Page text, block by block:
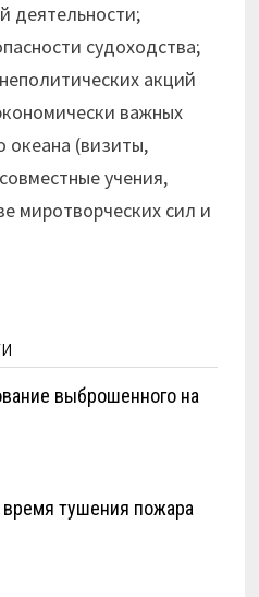
деятельности;
судоходства;
акций
важных
океана (визиты,
учения,
миротворческих сил и
выброшенного на
тушения пожара